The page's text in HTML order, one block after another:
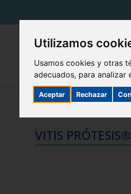
Utilizamos
Usamos cookies y otras
adecuados, para
Aceptar Rechazar
Productos VITIS VITIS
VITIS PRÓTESIS®